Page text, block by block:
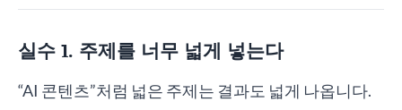
실수 1. 주제를 너무 넓게 넣는다
“AI 콘텐츠”처럼 넓은 주제는 결과도 넓게 나옵니다.